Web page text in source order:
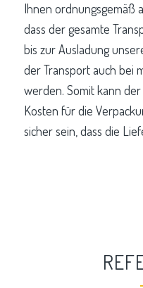
Ihnen ordnungsgemäß
dass der gesamte
bis zur Ausladung
der Transport auch bei
werden. Somit kann
Kosten für die
sicher sein, dass die